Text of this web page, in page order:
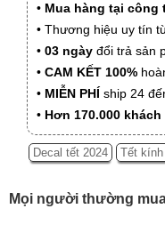
• Mua hàng tại công
• Thương hiệu uy tín
• 03 ngày đổi trả sản
• CAM KẾT 100%
• MIỄN PHÍ ship 24
• Hơn 170.000 khách
Decal tết 2024 Tết
Mọi người thường